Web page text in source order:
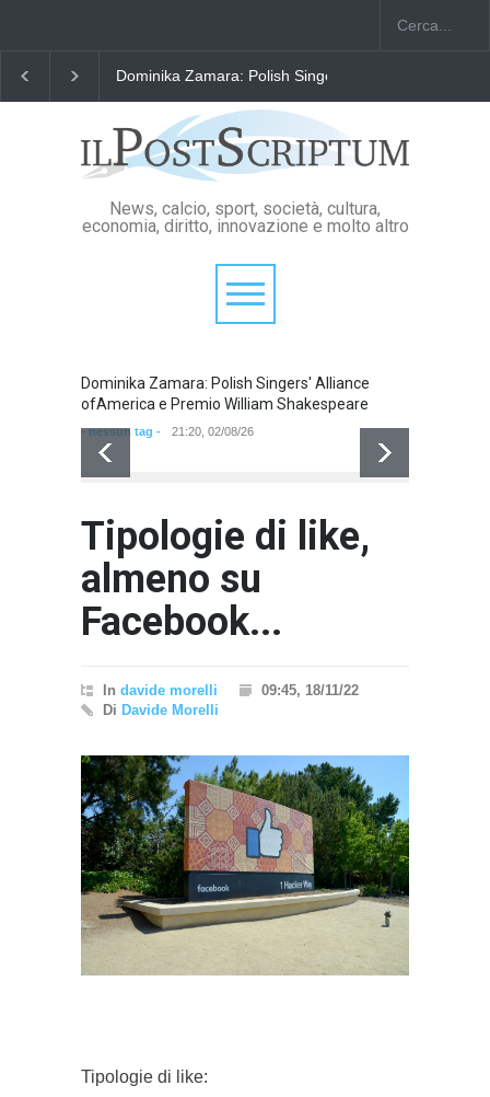
Dominika Zamara: Polish Singers' Alliance ofAmerica
News, calcio, sport, società, cultura,
economia, diritto, innovazione e molto altro
Dominika Zamara: Polish Singers' Alliance
ofAmerica e Premio William Shakespeare
- nessun tag - 21:20, 02/08/26
Tipologie di like,
almeno su
Facebook...
In davide morelli
09:45, 18/11/22
Di Davide Morelli
Tipologie di like: